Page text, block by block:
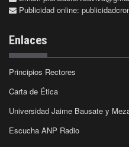
Publicidad online:
Enlaces
Principios Rectores
Carta de Ética
Universidad Jaime Bausate y
Escucha ANP Radio